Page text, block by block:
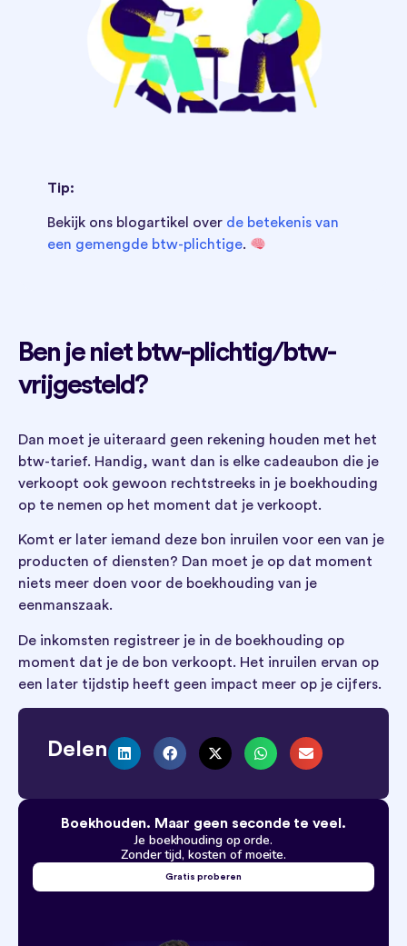
Tip:
Bekijk ons blogartikel over de betekenis van
een gemengde btw-plichtige.
Ben je niet btw-plichtig/btw-
vrijgesteld?
Dan moet je uiteraard geen rekening houden met het
btw-tarief. Handig, want dan is elke cadeaubon die je
verkoopt ook gewoon rechtstreeks in je boekhouding
op te nemen op het moment dat je verkoopt.
Komt er later iemand deze bon inruilen voor een van je
producten of diensten? Dan moet je op dat moment
niets meer doen voor de boekhouding van je
eenmanszaak.
De inkomsten registreer je in de boekhouding op
moment dat je de bon verkoopt. Het inruilen ervan op
een later tijdstip heeft geen impact meer op je cijfers.
Delen
Boekhouden. Maar geen seconde te veel.
Je boekhouding op orde.
Zonder tijd, kosten of moeite.
Gratis proberen